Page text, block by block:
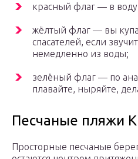
красный флаг — в
жёлтый флаг — вы
спасателей, если
немедленно из воды;
зелёный флаг — по
плавайте, ныряйте,
Песчаные пляжи
Просторные песчаные